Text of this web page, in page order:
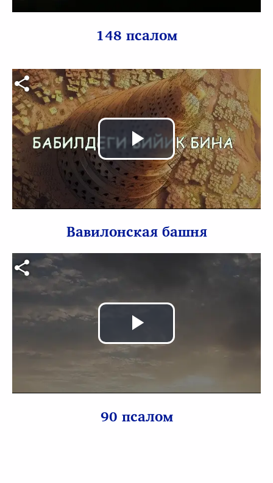
148 псалом
Видео файл
видео
Вавилонская башня
Видео файл
видео
90 псалом